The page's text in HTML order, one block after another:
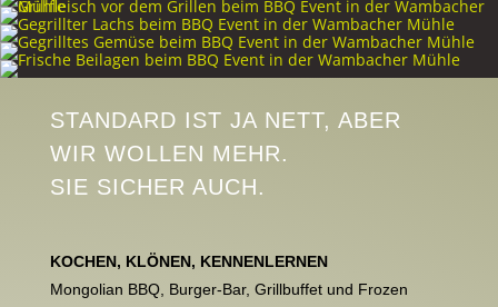
STANDARD IST JA NETT, ABER
WIR WOLLEN MEHR.
SIE SICHER AUCH.
KOCHEN, KLÖNEN, KENNENLERNEN
Mongolian BBQ, Burger-Bar, Grillbuffet und Frozen